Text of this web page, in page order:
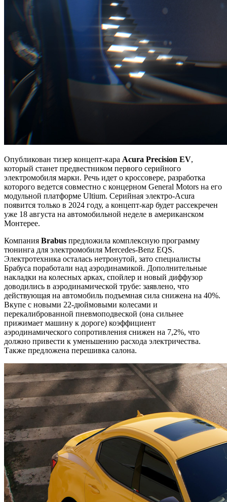
Опубликован тизер концепт-кара Acura Precision EV,
который станет предвестником первого серийного
электромобиля марки. Речь идет о кроссовере, разработка
которого ведется совместно с концерном General Motors на его
модульной платформе Ultium. Серийная электро-Acura
появится только в 2024 году, а концепт-кар будет рассекречен
уже 18 августа на автомобильной неделе в американском
Монтерее.
Компания Brabus предложила комплексную программу
тюнинга для электромобиля Mercedes-Benz EQS.
Электротехника осталась нетронутой, зато специалисты
Брабуса поработали над аэродинамикой. Дополнительные
накладки на колесных арках, спойлер и новый диффузор
доводились в аэродинамической трубе: заявлено, что
действующая на автомобиль подъемная сила снижена на 40%.
Вкупе с новыми 22-дюймовыми колесами и
перекалиброванной пневмоподвеской (она сильнее
прижимает машину к дороге) коэффициент
аэродинамического сопротивления снижен на 7,2%, что
должно привести к уменьшению расхода электричества.
Также предложена перешивка салона.